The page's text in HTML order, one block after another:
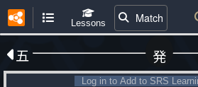
Lessons Match
五 発
Log in to Add to SRS